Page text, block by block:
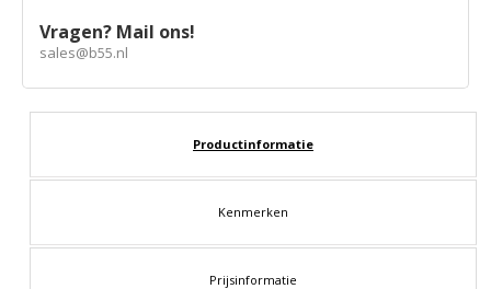
Vragen? Mail ons!
sales@b55.nl
Productinformatie
Kenmerken
Prijsinformatie